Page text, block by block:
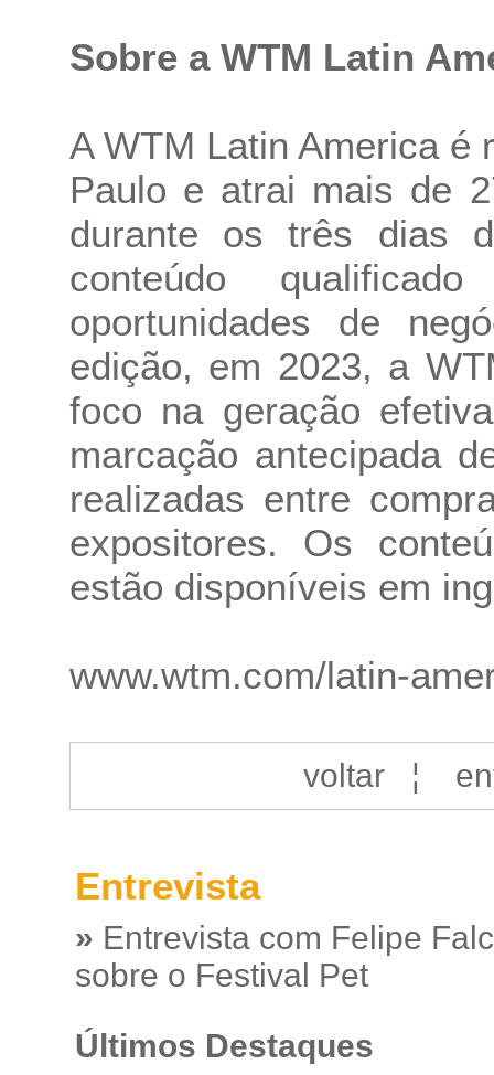
Sobre a WTM Latin
A WTM Latin America é
Paulo e atrai mais de
durante os três dias
conteúdo
oportunidades de
edição, em 2023, a
foco na geração
marcação antecipada
realizadas entre
expositores. Os
estão disponíveis em
www.wtm.com/latin-
voltar¦
Entrevista
» Entrevista com Felipe
sobre o Festival Pet
Últimos Destaques